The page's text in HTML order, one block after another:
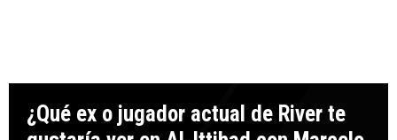
¿Qué ex o jugador actual de River te